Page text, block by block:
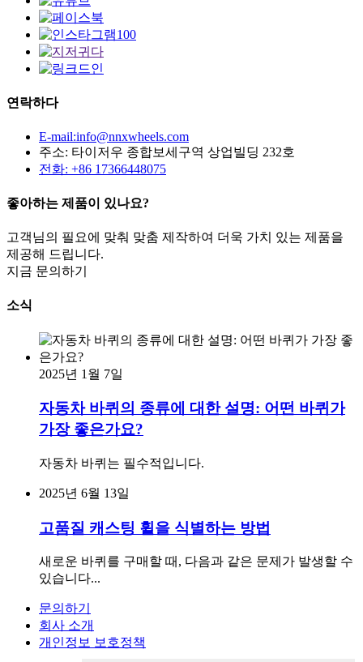
연락하다
E-mail:info@nnxwheels.com
주소: 타이저우 종합보세구역 상업빌딩 232호
전화: +86 17366448075
좋아하는 제품이 있나요?
고객님의 필요에 맞춰 맞춤 제작하여 더욱 가치 있는 제품을
제공해 드립니다.
지금 문의하기
소식
2025년 1월 7일
자동차 바퀴의 종류에 대한 설명: 어떤 바퀴가
가장 좋은가요?
자동차 바퀴는 필수적입니다.
2025년 6월 13일
고품질 캐스팅 휠을 식별하는 방법
새로운 바퀴를 구매할 때, 다음과 같은 문제가 발생할 수
있습니다...
문의하기
회사 소개
개인정보 보호정책